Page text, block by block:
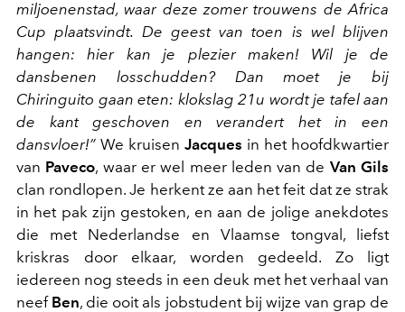
miljoenenstad, waar deze zomer trouwens de Africa
Cup plaatsvindt. De geest van toen is wel blijven
hangen: hier kan je plezier maken! Wil je de
dansbenen losschudden? Dan moet je bij
Chiringuito gaan eten: klokslag 21u wordt je tafel aan
de kant geschoven en verandert het in een
dansvloer!” We kruisen Jacques in het hoofdkwartier
van Paveco, waar er wel meer leden van de Van Gils
clan rondlopen. Je herkent ze aan het feit dat ze strak
in het pak zijn gestoken, en aan de jolige anekdotes
die met Nederlandse en Vlaamse tongval, liefst
kriskras door elkaar, worden gedeeld. Zo ligt
iedereen nog steeds in een deuk met het verhaal van
neef Ben, die ooit als jobstudent bij wijze van grap de